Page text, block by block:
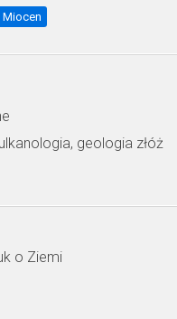
Miocen
geologia złóż
o Ziemi